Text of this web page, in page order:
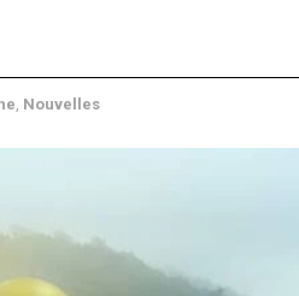
Nouvelles